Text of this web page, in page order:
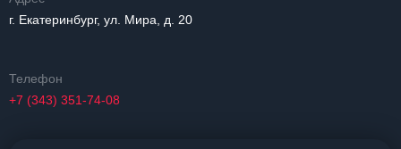
г. Екатеринбург, ул. Мира, д. 20
Телефон
+7 (343) 351-74-08